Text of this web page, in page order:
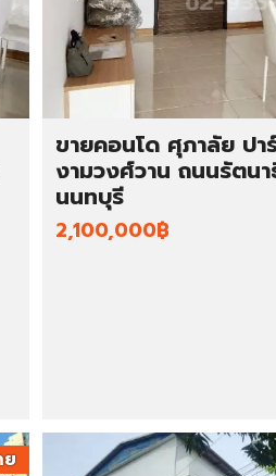
ขายคอนโด ศุภาลัย ปา
งามวงศ์วาน ถนนรัตนา
นนทบุรี
2,100,000฿
ย